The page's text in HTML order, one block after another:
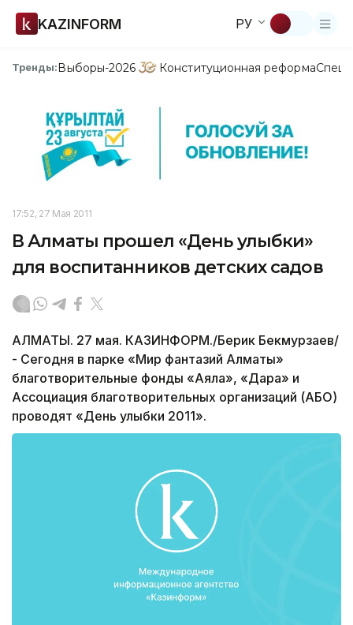
KAZINFORM РУ
Тренды:Выборы-2026 Конституционная реформа
17:52, 27 Мая 2011
В Алматы прошел «День улыбки»
для воспитанников детских садов
АЛМАТЫ. 27 мая. КАЗИНФОРМ./Берик Бекмурзаев/
- Сегодня в парке «Мир фантазий Алматы»
благотворительные фонды «Аяла», «Дара» и
Ассоциация благотворительных организаций (АБО)
проводят «День улыбки 2011».